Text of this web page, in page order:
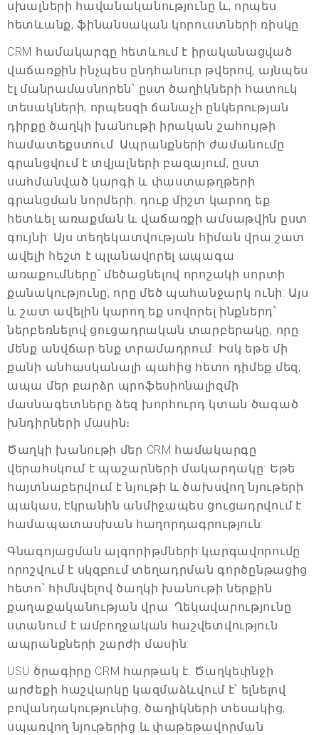
սխալների հավանականությունը և, որպես
հետևանք, ֆինանսական կորուստների ռիսկը:
CRM համակարգը հետևում է իրականացված
վաճառքին ինչպես ընդհանուր թվերով, այնպես
էլ մանրամասնորեն՝ ըստ ծաղիկների հատուկ
տեսակների, որպեսզի ճանաչի ընկերության
դիրքը ծաղկի խանութի իրական շահույթի
համատեքստում: Ապրանքների ժամանումը
գրանցվում է տվյալների բազայում, ըստ
սահմանված կարգի և փաստաթղթերի
գրանցման նորմերի, դուք միշտ կարող եք
հետևել առաքման և վաճառքի ամսաթվին ըստ
գույնի: Այս տեղեկատվության հիման վրա շատ
ավելի հեշտ է պլանավորել ապագա
առաքումները՝ մեծացնելով որոշակի սորտի
քանակությունը, որը մեծ պահանջարկ ունի: Այս
և շատ ավելին կարող եք սովորել ինքներդ՝
ներբեռնելով ցուցադրական տարբերակը, որը
մենք անվճար ենք տրամադրում: Իսկ եթե մի
քանի անհասկանալի պահից հետո դիմեք մեզ,
ապա մեր բարձր պրոֆեսիոնալիզմի
մասնագետները ձեզ խորհուրդ կտան ծագած
խնդիրների մասին։
Ծաղկի խանութի մեր CRM համակարգը
վերահսկում է պաշարների մակարդակը: Եթե
հայտնաբերվում է նյութի և ծախսվող նյութերի
պակաս, էկրանին անմիջապես ցուցադրվում է
համապատասխան հաղորդագրություն:
Գնագոյացման ալգորիթմների կարգավորումը
որոշվում է սկզբում տեղադրման գործընթացից
հետո՝ հիմնվելով ծաղկի խանութի ներքին
քաղաքականության վրա: Ղեկավարությունը
ստանում է ամբողջական հաշվետվություն
ապրանքների շարժի մասին:
USU ծրագիրը CRM հարթակ է: Ծաղկեփնջի
արժեքի հաշվարկը կազմաձևվում է՝ ելնելով
բովանդակությունից, ծաղիկների տեսակից,
սպառվող նյութերից և փաթեթավորման